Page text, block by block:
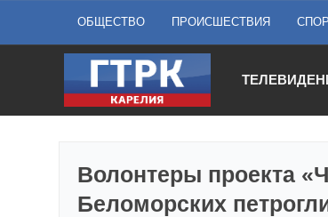
ОБЩЕСТВО ПРОИСШЕСТВИЯ
Волонтеры проекта
Беломорских